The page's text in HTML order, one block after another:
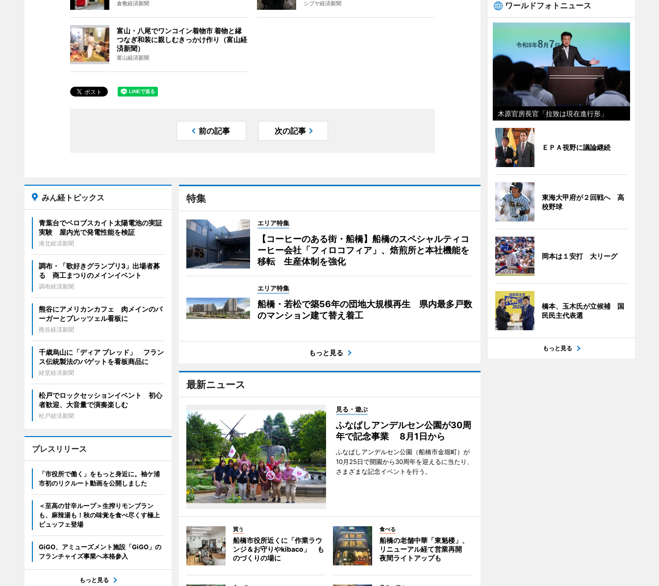
倉敷経済新聞 シブヤ経済新聞
富山・八尾でワンコイン着物市 着物と縁
つなぎ和装に親しむきっかけ作り（富山経
済新聞）
富山経済新聞
前の記事 次の記事
特集
エリア特集
【コーヒーのある街・船橋】船橋のスペシャルティコ
ーヒー会社「フィロコフィア」、焙煎所と本社機能を
移転 生産体制を強化
エリア特集
船橋・若松で築56年の団地大規模再生 県内最多戸数
のマンション建て替え着工
もっと見る
最新ニュース
見る・遊ぶ
ふなばしアンデルセン公園が30周
年で記念事業 8月1日から
ふなばしアンデルセン公園（船橋市金堀町）が
10月25日で開園から30周年を迎えるに当たり、
さまざまな記念イベントを行う。
買う
船橋市役所近くに「作業ラウ
ンジ＆お守りやkibaco」 も
のづくりの場に
食べる
船橋の老舗中華「東魁楼」、
リニューアル経て営業再開
夜間ライトアップも
みん経トピックス
青葉台でペロブスカイト太陽電池の実証
実験 屋内光で発電性能を検証
港北経済新聞
調布・「歌好きグランプリ3」出場者募
る 商工まつりのメインイベント
調布経済新聞
熊谷にアメリカンカフェ 肉メインのバ
ーガーとプレッツェル看板に
熊谷経済新聞
千歳烏山に「ディア ブレッド」 フラン
ス伝統製法のバゲットを看板商品に
経堂経済新聞
松戸でロックセッションイベント 初心
者歓迎、大音量で演奏楽しむ
松戸経済新聞
プレスリリース
「市役所で働く」をもっと身近に。袖ケ浦
市初のリクルート動画を公開しました
＜至高の甘辛ループ＞生搾りモンブラン
も、麻辣湯も！秋の味覚を食べ尽くす極上
ビュッフェ登場
GiGO、アミューズメント施設「GiGO」の
フランチャイズ事業へ本格参入
もっと見る
ワールドフォトニュース
木原官房長官「拉致は現在進行形」
ＥＰＡ視野に議論継続
東海大甲府が２回戦へ 高
校野球
岡本は１安打 大リーグ
橋本、玉木氏が立候補 国
民民主代表選
もっと見る